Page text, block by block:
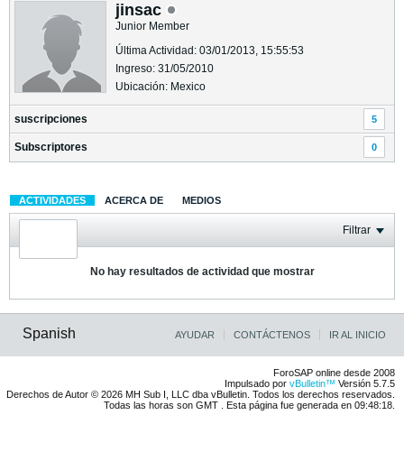
jinsac
Junior Member
Última Actividad: 03/01/2013, 15:55:53
Ingreso: 31/05/2010
Ubicación: Mexico
suscripciones 5
Subscriptores 0
ACTIVIDADES ACERCA DE MEDIOS
Filtrar
No hay resultados de actividad que mostrar
Spanish AYUDAR CONTÁCTENOS IR AL INICIO
ForoSAP online desde 2008
Impulsado por vBulletin™ Versión 5.7.5
Derechos de Autor © 2026 MH Sub I, LLC dba vBulletin. Todos los derechos reservados.
Todas las horas son GMT . Esta página fue generada en 09:48:18.